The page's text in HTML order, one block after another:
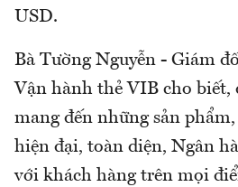
USD.
Bà Tường Nguyễn - Giám
Vận hành thẻ VIB cho
mang đến những sản
hiện đại, toàn diện, Ngân
với khách hàng trên mọi